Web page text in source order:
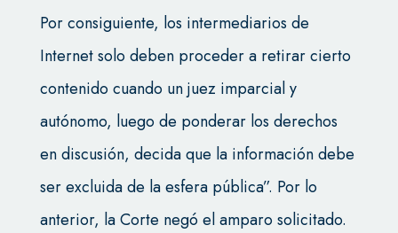
Por consiguiente, los intermediarios de
Internet solo deben proceder a retirar cierto
contenido cuando un juez imparcial y
autónomo, luego de ponderar los derechos
en discusión, decida que la información debe
ser excluida de la esfera pública”. Por lo
anterior, la Corte negó el amparo solicitado.